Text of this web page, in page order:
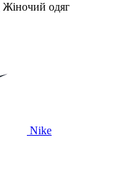
Жіночий одяг
Nike